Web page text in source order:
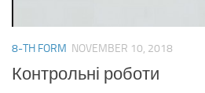
8-TH FORM NOVEMBER 10, 2018
Контрольні роботи